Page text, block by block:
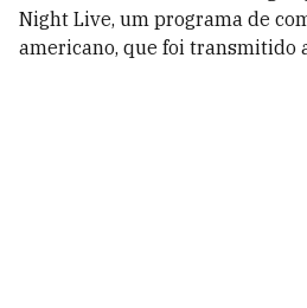
Night Live, um programa de
americano, que foi transmitido